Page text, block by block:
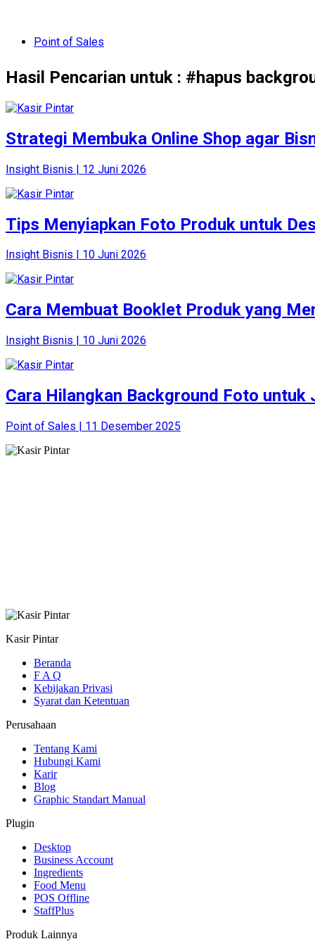
Point of Sales
Hasil Pencarian untuk : #hapus
Strategi Membuka Online Shop agar
Insight Bisnis | 12 Juni 2026
Tips Menyiapkan Foto Produk untuk
Insight Bisnis | 10 Juni 2026
Cara Membuat Booklet Produk yang
Insight Bisnis | 10 Juni 2026
Cara Hilangkan Background Foto untuk
Point of Sales | 11 Desember 2025
Kasir Pintar
Beranda
F A Q
Kebijakan Privasi
Syarat dan Ketentuan
Perusahaan
Tentang Kami
Hubungi Kami
Karir
Blog
Graphic Standart Manual
Plugin
Desktop
Business Account
Ingredients
Food Menu
POS Offline
StaffPlus
Produk Lainnya